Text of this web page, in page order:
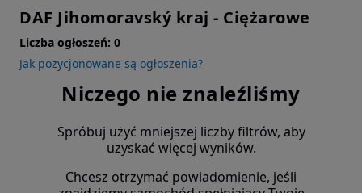
DAF Jihomoravský kraj - Ciężarowe
Liczba ogłoszeń: 0
Jak pozycjonowane są ogłoszenia?
Niczego nie znaleźliśmy
Spróbuj użyć mniejszej liczby filtrów, aby
uzyskać więcej wyników.
Chcesz otrzymać powiadomienie, jeśli